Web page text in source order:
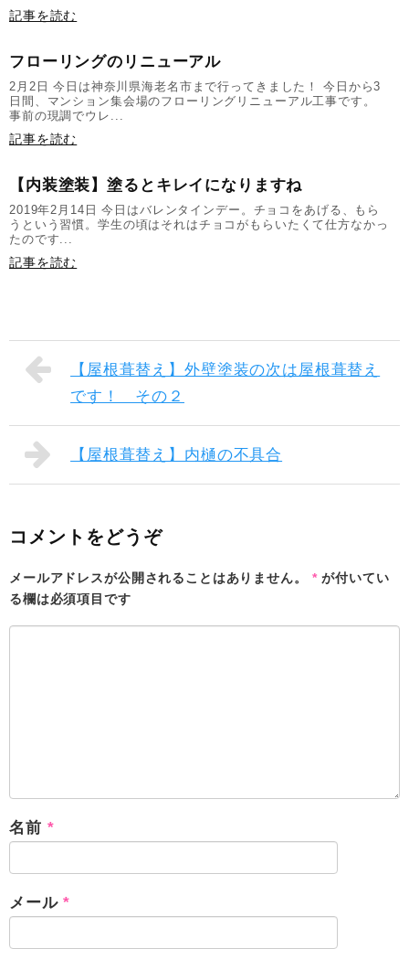
記事を読む
フローリングのリニューアル
2月2日 今日は神奈川県海老名市まで行ってきました！ 今日から3
日間、マンション集会場のフローリングリニューアル工事です。
事前の現調でウレ...
記事を読む
【内装塗装】塗るとキレイになりますね
2019年2月14日 今日はバレンタインデー。チョコをあげる、もら
うという習慣。学生の頃はそれはチョコがもらいたくて仕方なかっ
たのです...
記事を読む
【屋根葺替え】外壁塗装の次は屋根葺替え
です！ その２
【屋根葺替え】内樋の不具合
コメントをどうぞ
メールアドレスが公開されることはありません。 *が付いてい
る欄は必須項目です
名前 *
メール*